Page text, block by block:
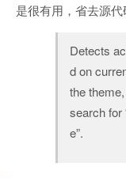
是很有用，省去源代
Detects
d on
the
search for
e”.